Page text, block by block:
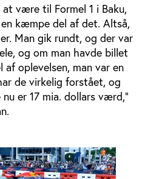
være til Formel 1 i Baku,
kæmpe del af det. Altså,
Man gik rundt, og der var
og om man havde billet
af oplevelsen, man var en
de virkelig forstået, og
er 17 mia. dollars værd,"